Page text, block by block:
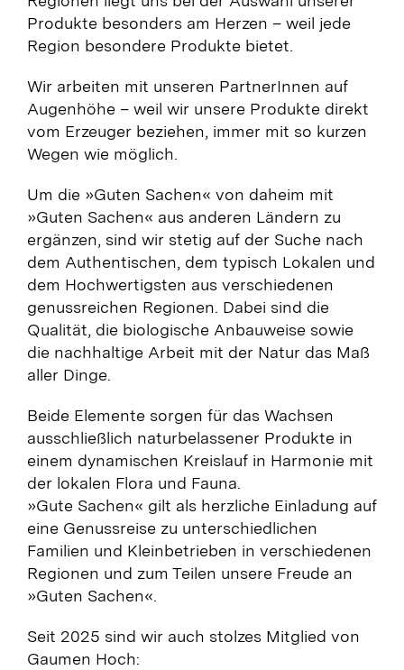
Produkte besonders am Herzen – weil jede
Region besondere Produkte bietet.
Wir arbeiten mit unseren PartnerInnen auf
Augenhöhe – weil wir unsere Produkte direkt
vom Erzeuger beziehen, immer mit so kurzen
Wegen wie möglich.
Um die »Guten Sachen« von daheim mit
»Guten Sachen« aus anderen Ländern zu
ergänzen, sind wir stetig auf der Suche nach
dem Authentischen, dem typisch Lokalen und
dem Hochwertigsten aus verschiedenen
genussreichen Regionen. Dabei sind die
Qualität, die biologische Anbauweise sowie
die nachhaltige Arbeit mit der Natur das Maß
aller Dinge.
Beide Elemente sorgen für das Wachsen
ausschließlich naturbelassener Produkte in
einem dynamischen Kreislauf in Harmonie mit
der lokalen Flora und Fauna.
»Gute Sachen« gilt als herzliche Einladung auf
eine Genussreise zu unterschiedlichen
Familien und Kleinbetrieben in verschiedenen
Regionen und zum Teilen unsere Freude an
»Guten Sachen«.
Seit 2025 sind wir auch stolzes Mitglied von
Gaumen Hoch: